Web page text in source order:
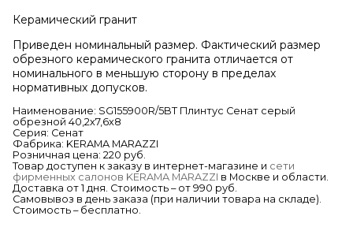
Керамический гранит
Приведен номинальный размер. Фактический размер
обрезного керамического гранита отличается от
номинального в меньшую сторону в пределах
нормативных допусков.
Наименование: SG155900R/5BT Плинтус Сенат серый
обрезной 40,2х7,6х8
Серия: Сенат
Фабрика: KERAMA MARAZZI
Розничная цена: 220 руб.
Товар доступен к заказу в интернет-магазине и сети
фирменных салонов KERAMA MARAZZI в Москве и области.
Доставка от 1 дня. Стоимость – от 990 руб.
Самовывоз в день заказа (при наличии товара на складе).
Стоимость – бесплатно.